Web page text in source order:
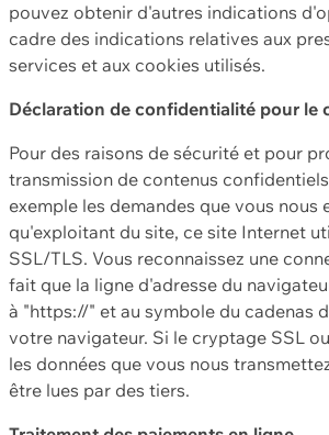
pouvez obtenir d'autres indications
cadre des indications relatives aux
services et aux cookies utilisés.
Déclaration de confidentialité pour le
Pour des raisons de sécurité et pour
transmission de contenus
exemple les demandes que vous nous
qu'exploitant du site, ce site Internet
SSL/TLS. Vous reconnaissez une
fait que la ligne d'adresse du
à "https://" et au symbole du cadenas
votre navigateur. Si le cryptage SSL
les données que vous nous
être lues par des tiers.